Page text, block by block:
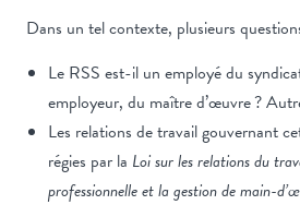
Dans un tel contexte, plusieurs
Le RSS est-il un employé du
employeur, du maître d’œuvre ?
Les relations de travail gouvernant
régies par la Loi sur les relations du
professionnelle et la gestion de main-